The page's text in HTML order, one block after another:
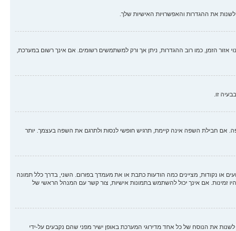
את ההגדרות והאפשרויות האישיות שלך.
אזור הזמן, כמו רוב ההגדרות, ניתן אך ורק למשתמשים רשומים. אם אינך רשום במערכת,
זו.
חבילת השפה אינה קיימת, תרגיש חופשי לנסות ולתרגם את השפה בעצמך. יותר
או נקודות, מציינים כמה הודעות כתבת או את מעמדך בפורום. השני, בדרך כלל תמונה
זמינות. אם אינך יכול להשתמש בתמונות אישיות, צור קשר עם המנהל הראשי של
את הנוסח של כל אחד מדירוגי המערכת באופן ישיר מפני שהם נקבעים על-ידי